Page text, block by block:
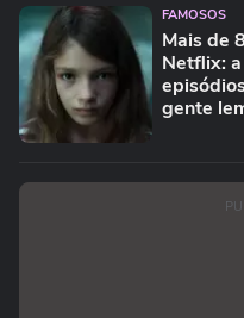
FAMOSOS
Mais de
Netflix:
gente